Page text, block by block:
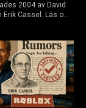
2004 av David
Erik Cassel. Läs om
och vad som